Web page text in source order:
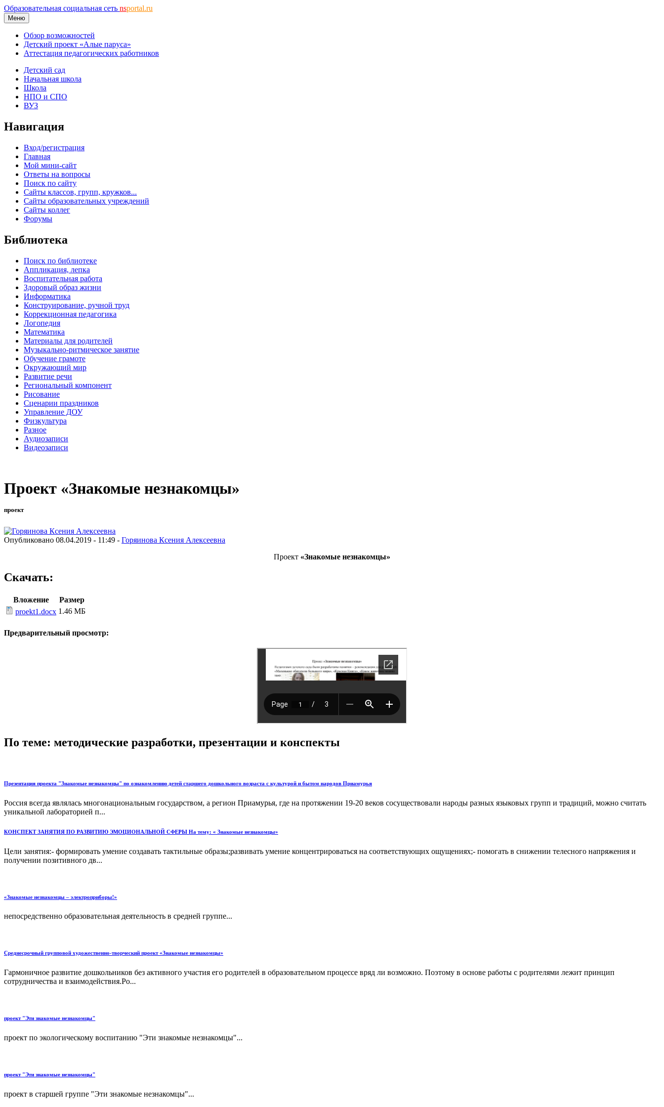
Образовательная социальная сеть nsportal.ru
Меню
Обзор возможностей
Детский проект «Алые паруса»
Аттестация педагогических работников
Детский сад
Начальная школа
Школа
НПО и СПО
ВУЗ
Навигация
Вход/регистрация
Главная
Мой мини-сайт
Ответы на вопросы
Поиск по сайту
Сайты классов, групп, кружков...
Сайты образовательных учреждений
Сайты коллег
Форумы
Библиотека
Поиск по библиотеке
Аппликация, лепка
Воспитательная работа
Здоровый образ жизни
Информатика
Конструирование, ручной труд
Коррекционная педагогика
Логопедия
Математика
Материалы для родителей
Музыкально-ритмическое занятие
Обучение грамоте
Окружающий мир
Развитие речи
Региональный компонент
Рисование
Сценарии праздников
Управление ДОУ
Физкультура
Разное
Аудиозаписи
Видеозаписи
Проект «Знакомые незнакомцы»
проект
Опубликовано 08.04.2019 - 11:49 - Горяинова Ксения Алексеевна
Проект «Знакомые незнакомцы»
Скачать:
Вложение
Размер
proekt1.docx 1.46 МБ
Предварительный просмотр:
По теме: методические разработки, презентации и конспекты
Презентация проекта "Знакомые незнакомцы" по ознакомлению детей старшего дошкольного возраста с культурой и бытом народов Приамурья
Россия всегда являлась многонациональным государством, а регион Приамурья, где на протяжении 19-20 веков сосуществовали народы разных языковых групп и традиций, можно считать
уникальной лабораторией п...
КОНСПЕКТ ЗАНЯТИЯ ПО РАЗВИТИЮ ЭМОЦИОНАЛЬНОЙ СФЕРЫ На тему: « Знакомые незнакомцы»
Цели занятия:- формировать умение создавать тактильные образы;развивать умение концентрироваться на соответствующих ощущениях;- помогать в снижении телесного напряжения и
получении позитивного дв...
«Знакомые незнакомцы – электроприборы!»
непосредственно образовательная деятельность в средней группе...
Среднесрочный групповой художественно-творческий проект «Знакомые незнакомцы»
Гармоничное развитие дошкольников без активного участия его родителей в образовательном процессе вряд ли возможно. Поэтому в основе работы с родителями лежит принцип
сотрудничества и взаимодействия.Ро...
проект "Эти знакомые незнакомцы"
проект по экологическому воспитанию "Эти знакомые незнакомцы"...
проект "Эти знакомые незнакомцы"
проект в старшей группе "Эти знакомые незнакомцы"...